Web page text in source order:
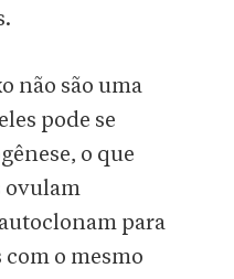
não são uma
pode se
o que
ovulam
para
o mesmo